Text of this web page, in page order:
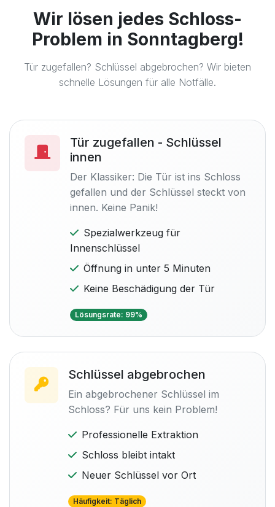
Wir lösen jedes Schloss-
Problem in Sonntagberg!
Tür zugefallen? Schlüssel abgebrochen? Wir bieten
schnelle Lösungen für alle Notfälle.
Tür zugefallen - Schlüssel
innen
Der Klassiker: Die Tür ist ins Schloss
gefallen und der Schlüssel steckt von
innen. Keine Panik!
Spezialwerkzeug für
Innenschlüssel
Öffnung in unter 5 Minuten
Keine Beschädigung der Tür
Lösungsrate: 99%
Schlüssel abgebrochen
Ein abgebrochener Schlüssel im
Schloss? Für uns kein Problem!
Professionelle Extraktion
Schloss bleibt intakt
Neuer Schlüssel vor Ort
Häufigkeit: Täglich